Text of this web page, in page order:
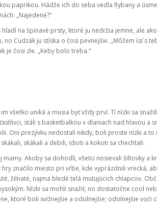
paprikou. Hádže ich do seba vedľa Rybany a
„Najedené?“
hľadí na špinavé prsty, ktoré ju nedržia jemne, ale
Cudzák ju stíska o čosi pevnejšie. „Môžem ísť s
je čosi zle. „Keby bolo treba.“
všetko uniká a musia byť vždy prví. Tí nízki sa
stáli s basketbalkou v dlaniach nad hlavou a
Oni prezývku nedostali nikdy, boli proste nízki a to
skákali a debili, idioti a kokoti sa chechtali.
Akoby sa dohodli, všetci nosievali šiltovky a
značilo miesto pri vŕbe, kde vyprázdnili vrecká,
žilnaté, najmä bledé telá mutujúcich chlapcov.
Nízki sa mohli snažiť, no dostatočne cool
ktoré boli svižnejšie a odolnejšie; odolnejšie voči